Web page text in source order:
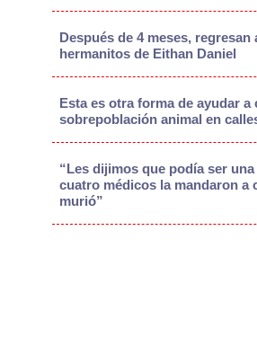
Después de 4 meses, regresan
hermanitos de Eithan Daniel
Esta es otra forma de ayudar a
sobrepoblación animal en
“Les dijimos que podía ser
cuatro médicos la mandaron a
murió”